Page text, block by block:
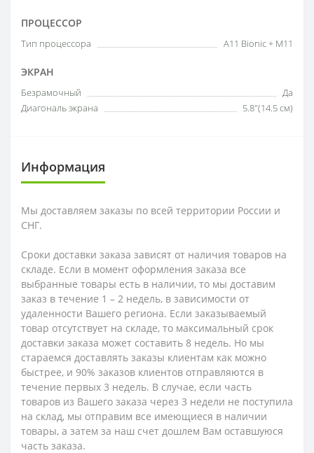
ПРОЦЕССОР
Тип процессора A11 Bionic + M11
ЭКРАН
Безрамочный
Да
Диагональ экрана
5.8"(14.5 см)
Информация
Мы доставляем заказы по всей территории России и
СНГ.
Сроки доставки заказа зависят от наличия товаров на
складе. Если в момент оформления заказа все
выбранные товары есть в наличии, то мы доставим
заказ в течение 1 – 2 недель, в зависимости от
удаленности Вашего региона. Если заказываемый
товар отсутствует на складе, то максимальный срок
доставки заказа может составить 8 недель. Но мы
стараемся доставлять заказы клиентам как можно
быстрее, и 90% заказов клиентов отправляются в
течение первых 3 недель. В случае, если часть
товаров из Вашего заказа через 3 недели не поступила
на склад, мы отправим все имеющиеся в наличии
товары, а затем за наш счет дошлем Вам оставшуюся
часть заказа.